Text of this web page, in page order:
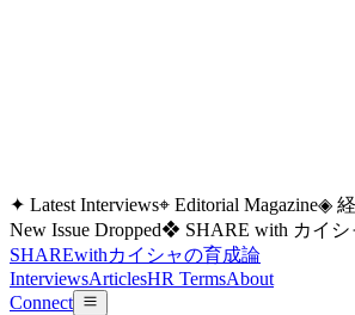
✦ Latest Interviews⌖ Editorial Magazine◈
New Issue Dropped❖ SHARE with カイシ
SHAREwithカイシャの育成論
InterviewsArticlesHR TermsAbout
Connect